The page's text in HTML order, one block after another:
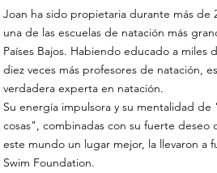
Joan ha sido propietaria durante más de
una de las escuelas de natación más
Países Bajos. Habiendo educado a miles
diez veces más profesores de natación,
verdadera experta en natación.
Su energía impulsora y su mentalidad de
cosas", combinadas con su fuerte deseo
este mundo un lugar mejor, la llevaron a
Swim Foundation.